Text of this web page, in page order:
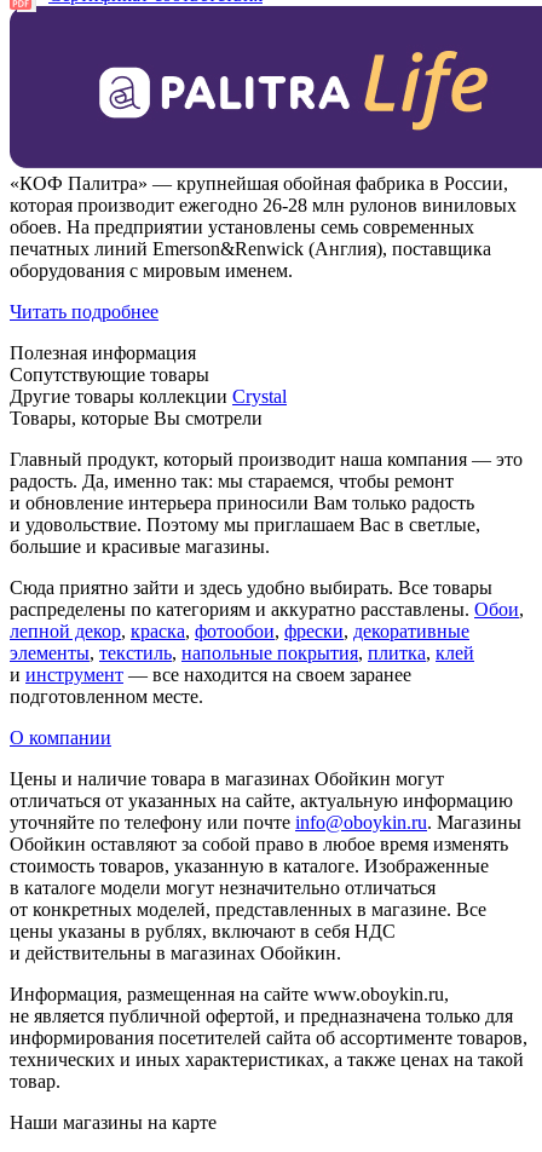
«КОФ Палитра» — крупнейшая обойная фабрика в России,
которая производит ежегодно 26-28 млн рулонов виниловых
обоев. На предприятии установлены семь современных
печатных линий Emerson&Renwick (Англия), поставщика
оборудования с мировым именем.
Читать подробнее
Полезная информация
Сопутствующие товары
Другие товары коллекции Crystal
Товары, которые Вы смотрели
Главный продукт, который производит наша компания — это
радость. Да, именно так: мы стараемся, чтобы ремонт
и обновление интерьера приносили Вам только радость
и удовольствие. Поэтому мы приглашаем Вас в светлые,
большие и красивые магазины.
Сюда приятно зайти и здесь удобно выбирать. Все товары
распределены по категориям и аккуратно расставлены. Обои,
лепной декор, краска, фотообои, фрески, декоративные
элементы, текстиль, напольные покрытия, плитка, клей
и инструмент — все находится на своем заранее
подготовленном месте.
О компании
Цены и наличие товара в магазинах Обойкин могут
отличаться от указанных на сайте, актуальную информацию
уточняйте по телефону или почте info@oboykin.ru. Магазины
Обойкин оставляют за собой право в любое время изменять
стоимость товаров, указанную в каталоге. Изображенные
в каталоге модели могут незначительно отличаться
от конкретных моделей, представленных в магазине. Все
цены указаны в рублях, включают в себя НДС
и действительны в магазинах Обойкин.
Информация, размещенная на сайте www.oboykin.ru,
не является публичной офертой, и предназначена только для
информирования посетителей сайта об ассортименте товаров,
технических и иных характеристиках, а также ценах на такой
товар.
Наши магазины на карте